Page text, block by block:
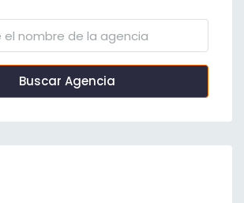
Buscar Agencia